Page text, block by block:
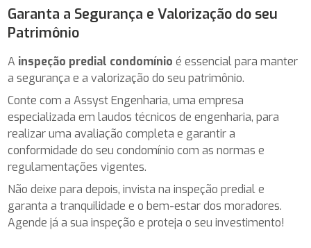
Garanta a Segurança e Valorização do seu
Patrimônio
A inspeção predial condomínio é essencial para manter
a segurança e a valorização do seu patrimônio.
Conte com a Assyst Engenharia, uma empresa
especializada em laudos técnicos de engenharia, para
realizar uma avaliação completa e garantir a
conformidade do seu condomínio com as normas e
regulamentações vigentes.
Não deixe para depois, invista na inspeção predial e
garanta a tranquilidade e o bem-estar dos moradores.
Agende já a sua inspeção e proteja o seu investimento!